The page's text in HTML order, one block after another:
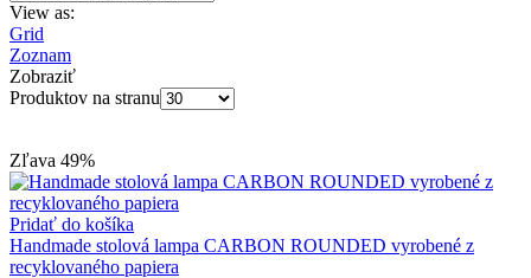
View as:
Grid
Zoznam
Zobraziť
Produktov na stranu
Zľava 49%
Pridať do košíka
Handmade stolová lampa CARBON ROUNDED vyrobené z
recyklovaného papiera